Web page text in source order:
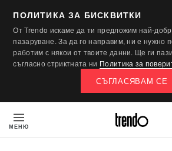
ПОЛИТИКА ЗА БИСКВИТКИ
От Trendo искаме да ти предложим най-
пазаруване. За да го направим, ни е нужно
работим с някои от твоите данни. Ще ги
съгласно стриктната ни Политика за
СЪГЛАСЯВАМ СЕ
МЕНЮ